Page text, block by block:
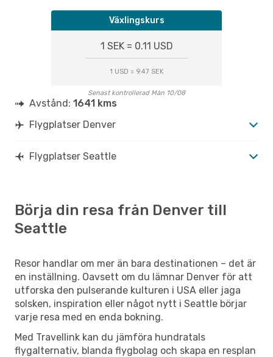
Växlingskurs
1 SEK = 0.11 USD
1 USD = 9.47 SEK
Senast kontrollerad Mån 10/08
Avstånd: 1641 kms
Flygplatser Denver
Flygplatser Seattle
Börja din resa från Denver till
Seattle
Resor handlar om mer än bara destinationen – det är
en inställning. Oavsett om du lämnar Denver för att
utforska den pulserande kulturen i USA eller jaga
solsken, inspiration eller något nytt i Seattle börjar
varje resa med en enda bokning.
Med Travellink kan du jämföra hundratals
flygalternativ, blanda flygbolag och skapa en resplan